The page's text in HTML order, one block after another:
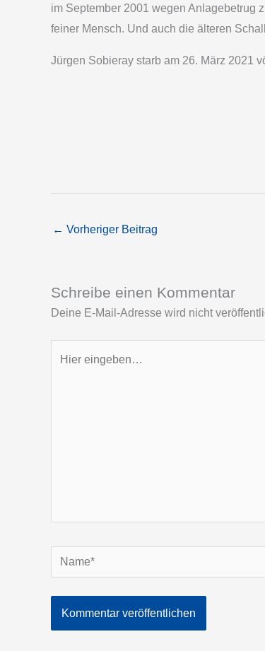
im September 2001 wegen Anlagebetrug
feiner Mensch. Und auch die älteren
Jürgen Sobieray starb am 26. März 2021
← Vorheriger Beitrag
Schreibe einen Kommentar
Deine E-Mail-Adresse wird nicht
Name*